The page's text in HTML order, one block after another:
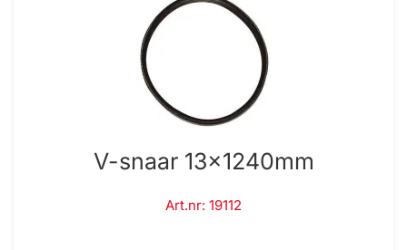
V-snaar 13x1240mm
Art.nr: 19112